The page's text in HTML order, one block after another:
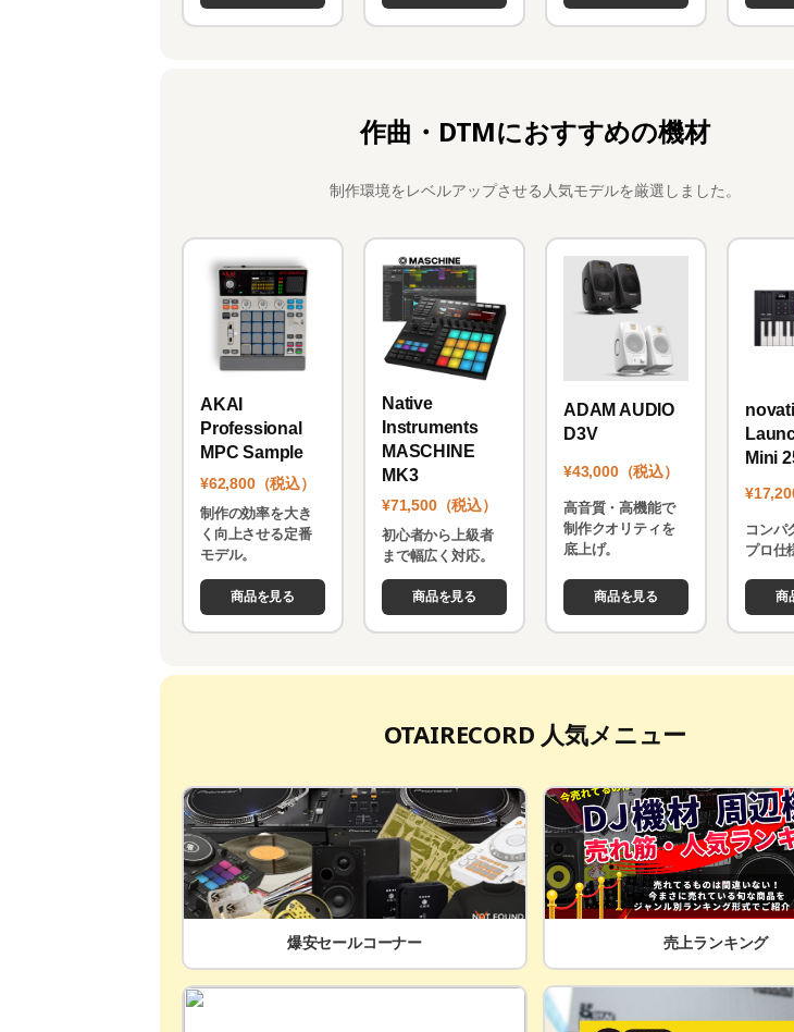
作曲・DTMにおすすめの機材
制作環境をレベルアップさせる人気モデルを厳選しました。
AKAI
Professional
MPC Sample
¥62,800（税込）
制作の効率を大き
く向上させる定番
モデル。
商品を見る
Native
Instruments
MASCHINE
MK3
¥71,500（税込）
初心者から上級者
まで幅広く対応。
商品を見る
ADAM AUDIO
D3V
¥43,000（税込）
高音質・高機能で
制作クオリティを
底上げ。
商品を見る
Mini
コンパ
プロ仕
商
OTAIRECORD 人気メニュー
爆安セールコーナー 売上ランキング